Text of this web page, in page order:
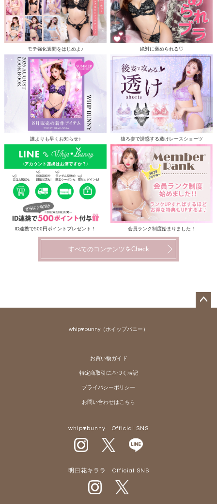
モテ強化週間をはじめよ♪ 絶対に褒められる♡
誰よりも早くお知らせ♪ 後ろ姿で誘惑する透けレースショーツ
ID連携で500円ポイントプレゼント！ 会員ランク制度始まりました！
すべてのコンテンツをCheck
whip♥bunny（ホイップバニー）
お買い物ガイド
特定商取引に基づく表記
プライバシーポリシー
お問い合わせはこちら
whip♥bunny Official SNS
明日花キララ Official SNS